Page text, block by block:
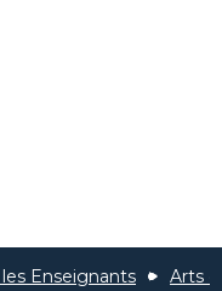
Enseignants Arts